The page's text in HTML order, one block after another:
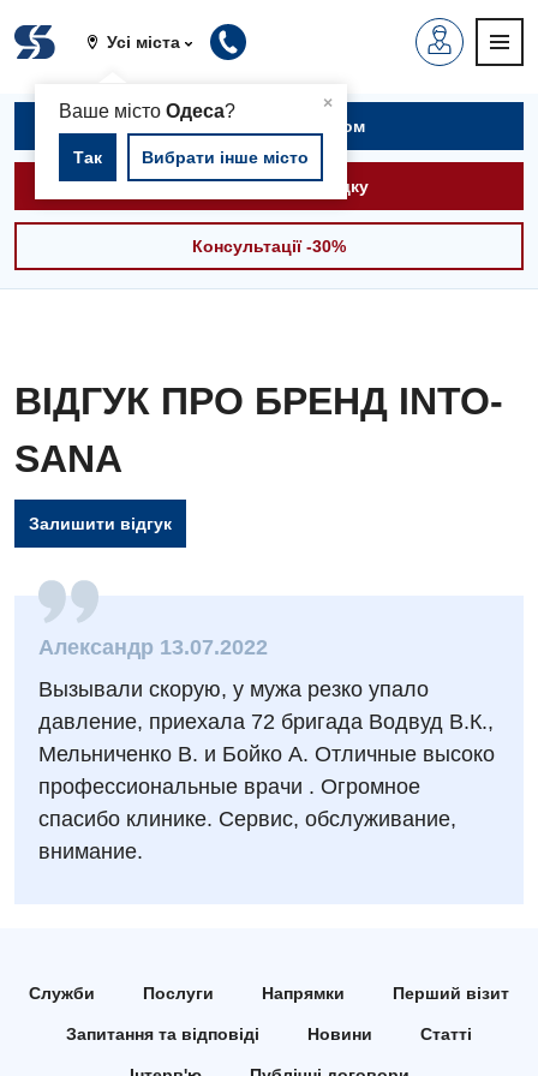
Усі міста
×
Ваше містоОдеса?
Так Вибрати інше місто
Вакансії
Інтернатура
Програма лояльності
Відгуки
Відео
Ангіографічні дослідження
Ендоскопічне відділення
Інструментальна діагностика
Комп’ютерна томографія
Магнітно-резонансна томографія
Рентгенографія
Відділ госпіталізації
Відділення кардіосудинної патології та неврології
Відділення невідкладних станів
Відділення інтенсивної терапії
Гінекологічне відділення
Онкологічне відділлення
Національний скринінг здоров’я 40+
Українська
Записатися на прийом
Викликати швидку
Консультації -30%
ВІДГУК ПРО БРЕНД INTO-
SANA
Залишити відгук
Александр 13.07.2022
Вызывали скорую, у мужа резко упало
давление, приехала 72 бригада Водвуд В.К.,
Мельниченко В. и Бойко А. Отличные высоко
профессиональные врачи . Огромное
спасибо клинике. Сервис, обслуживание,
внимание.
Служби Послуги Напрямки Перший візит
Запитання та відповіді Новини Статті